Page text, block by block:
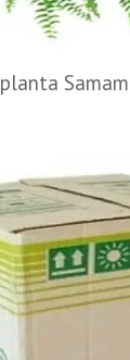
planta